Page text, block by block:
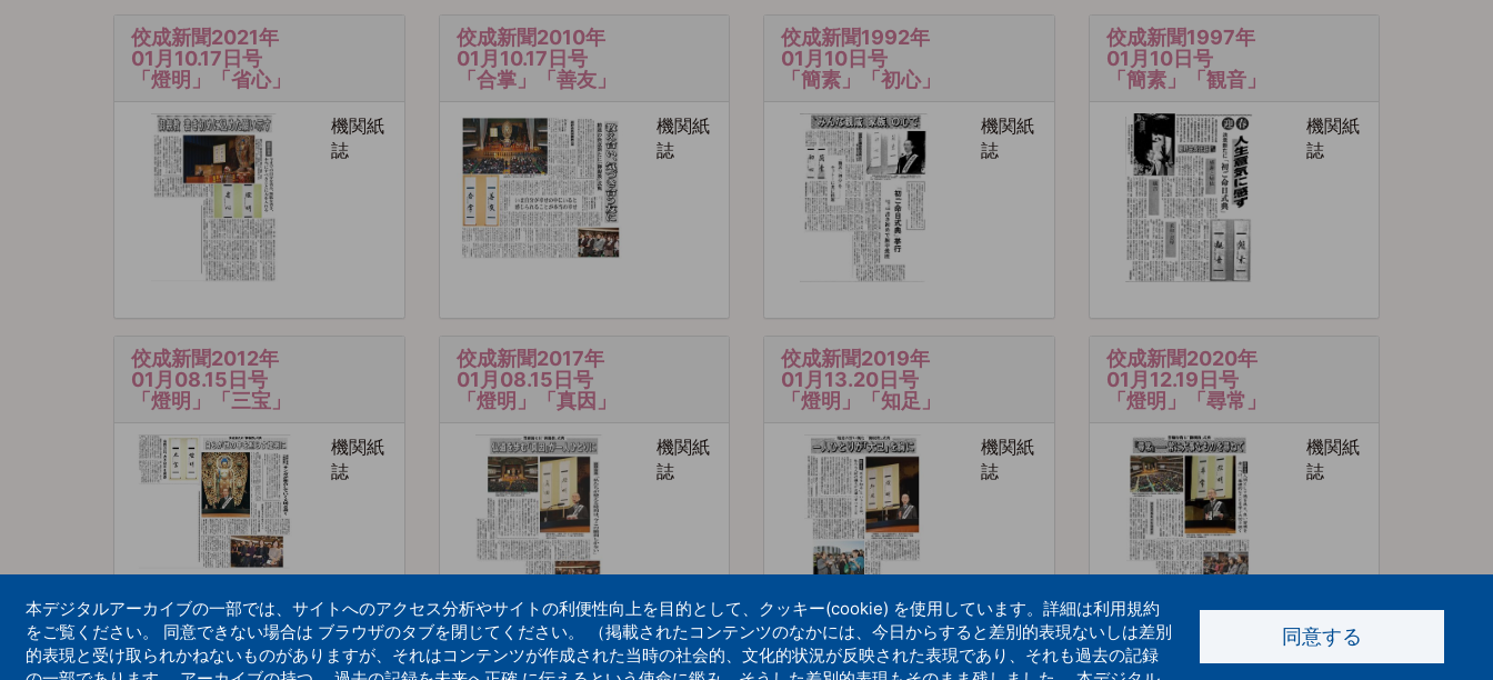
佼成新聞2021年
01月10.17日号
「燈明」「省心」
機関紙
誌
佼成新聞2010年
01月10.17日号
「合掌」「善友」
機関紙
誌
佼成新聞1992年
01月10日号
「簡素」「初心」
機関紙
誌
佼成新聞1997年
01月10日号
「簡素」「観音」
機関紙
誌
佼成新聞2012年
01月08.15日号
「燈明」「三宝」
機関紙
誌
佼成新聞2017年
01月08.15日号
「燈明」「真因」
機関紙
誌
佼成新聞2019年
01月13.20日号
「燈明」「知足」
機関紙
誌
佼成新聞2020年
01月12.19日号
「燈明」「尋常」
機関紙
誌
本デジタルアーカイブの一部では、サイトへのアクセス分析やサイトの利便性向上を目的として、クッキー(cookie) を使用しています。詳細は利用規約
をご覧ください。 同意できない場合は ブラウザのタブを閉じてください。 （掲載されたコンテンツのなかには、今日からすると差別的表現ないしは差別
的表現と受け取られかねないものがありますが、それはコンテンツが作成された当時の社会的、文化的状況が反映された表現であり、それも過去の記録
同意する